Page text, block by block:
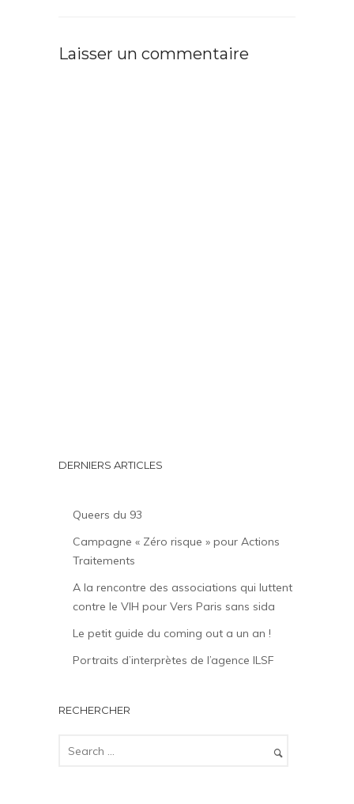
Laisser un commentaire
DERNIERS ARTICLES
Queers du 93
Campagne « Zéro risque » pour Actions
Traitements
A la rencontre des associations qui luttent
contre le VIH pour Vers Paris sans sida
Le petit guide du coming out a un an !
Portraits d’interprètes de l’agence ILSF
RECHERCHER